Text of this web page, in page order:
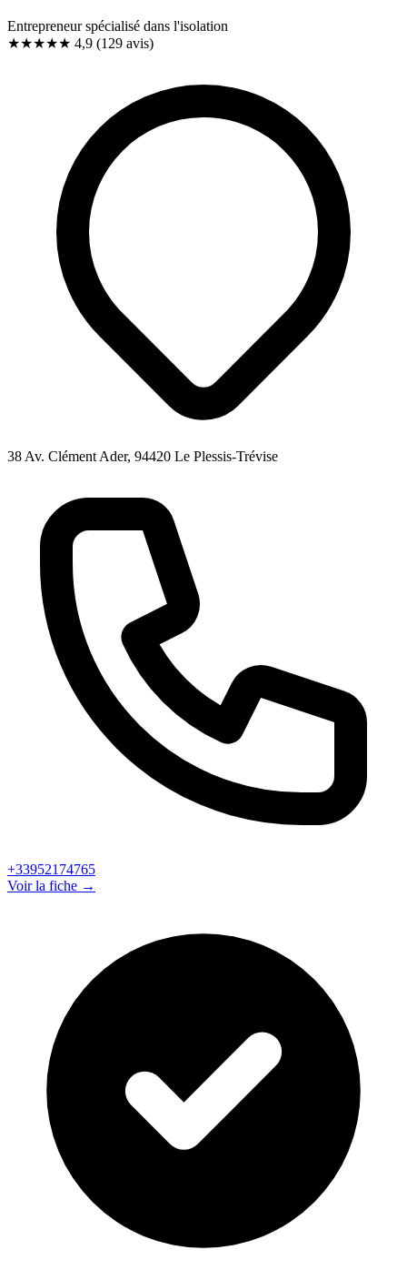
Entrepreneur spécialisé dans l'isolation
★★★★★ 4,9 (129 avis)
38 Av. Clément Ader, 94420 Le Plessis-Trévise
+33952174765
Voir la fiche →